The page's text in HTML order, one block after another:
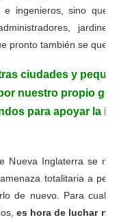
ingenieros, sino que
pronto también se
ciudades y
nuestro propio
para apoyar la
Nueva Inglaterra se
totalitaria a
de nuevo. Para
es hora de luchar